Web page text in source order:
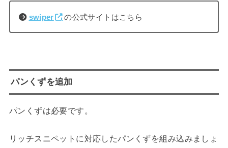
swiper の公式サイトはこちら
パンくずを追加
パンくずは必要です。
リッチスニペットに対応したパンくずを組み込みましょ